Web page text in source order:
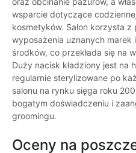
wsparcie dotyczące
kosmetyków. Salon korzysta z
wyposażenia uznanych
środków, co przekłada się na
Duży nacisk kładziony jest na
regularnie sterylizowane po
salonu na rynku sięga roku
bogatym doświadczeniu i
groomingu.
Oceny na